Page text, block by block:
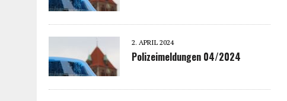
2. APRIL 2024
Polizeimeldungen 04/2024